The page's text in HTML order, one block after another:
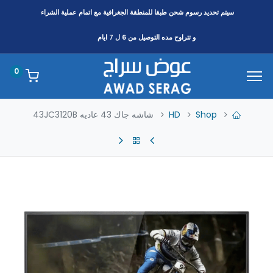
سيتم تحديد رسوم شحن طبقا للمنطقةالجغرافية مع اتمام عملية الشراء
و تتراوح مده التوصيل من 6 ل 7 ايام
0
Shop
HD شاشه جاك 43 عاديه 43JC3120B